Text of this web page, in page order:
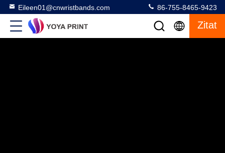
Eileen01@cnwristbands.com 86-755-8465-9423
Zitat